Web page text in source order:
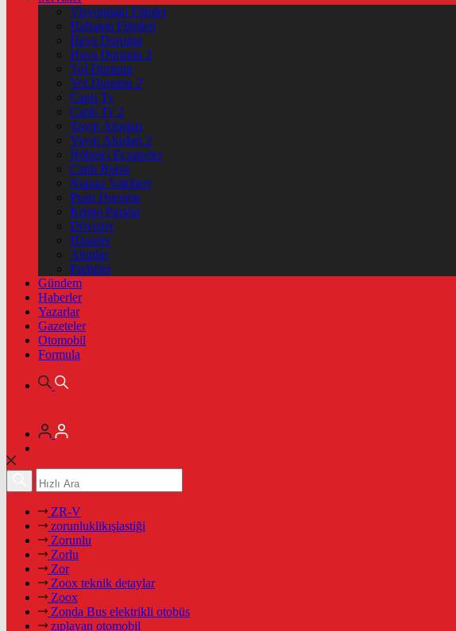
Vizyondaki Filmler
Haftanin Filmleri
Hava Durumu
Hava Durumu 2
Yol Durumu
Yol Durumu 2
Canlı Tv
Canlı Tv 2
Yayın Akışları
Yayın Akışları 2
Nöbetçi Eczaneler
Canlı Borsa
Namaz Vakitleri
Puan Durumu
Kripto Paralar
Dövizler
Hisseler
Altınlar
Pariteler
Gündem
Haberler
Yazarlar
Gazeteler
Otomobil
Formula
ZR-V
zorunluklikışlastiği
Zorunlu
Zorlu
Zor
Zoox teknik detaylar
Zoox
Zonda Bus elektrikli otobüs
zıplayan otomobil